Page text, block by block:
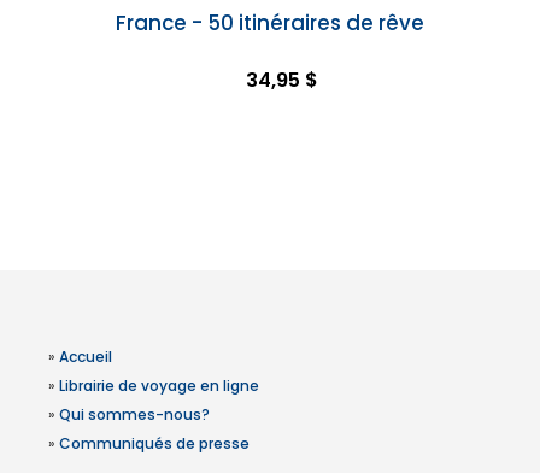
France - 50 itinéraires de rêve
34,95 $
» Accueil
» Librairie de voyage en ligne
» Qui sommes-nous?
» Communiqués de presse